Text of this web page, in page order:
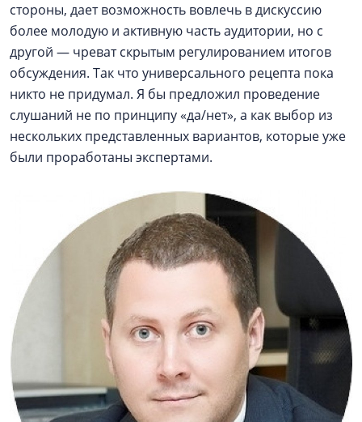
стороны, дает возможность вовлечь в дискуссию
более молодую и активную часть аудитории, но с
другой — чреват скрытым регулированием итогов
обсуждения. Так что универсального рецепта пока
никто не придумал. Я бы предложил проведение
слушаний не по принципу «да/нет», а как выбор из
нескольких представленных вариантов, которые уже
были проработаны экспертами.